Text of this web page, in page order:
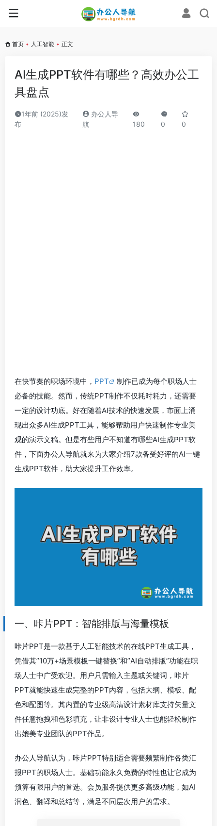
首页 • 人工智能 • 正文
AI生成PPT软件有哪些？高效办公工
具盘点
1年前 (2025)发
布
办公人导
航
180 0 0
在快节奏的职场环境中， PPT
制作已成为每个职场人士
必备的技能。然而，传统PPT制作不仅耗时耗力，还需要
一定的设计功底。好在随着AI技术的快速发展，市面上涌
现出众多AI生成PPT工具，能够帮助用户快速制作专业美
观的演示文稿。但是有些用户不知道有哪些AI生成PPT软
件，下面办公人导航就来为大家介绍7款备受好评的AI一键
生成PPT软件，助大家提升工作效率。
一、咔片PPT：智能排版与海量模板
咔片PPT是一款基于人工智能技术的在线PPT生成工具，
凭借其”10万+场景模板一键替换”和”AI自动排版”功能在职
场人士中广受欢迎。用户只需输入主题或关键词，咔片
PPT就能快速生成完整的PPT内容，包括大纲、模板、配
色和配图等。其内置的专业级高清设计素材库支持矢量文
件任意拖拽和色彩填充，让非设计专业人士也能轻松制作
出媲美专业团队的PPT作品。
办公人导航认为，咔片PPT特别适合需要频繁制作各类汇
报PPT的职场人士。基础功能永久免费的特性也让它成为
预算有限用户的首选。会员服务提供更多高级功能，如AI
润色、翻译和总结等，满足不同层次用户的需求。